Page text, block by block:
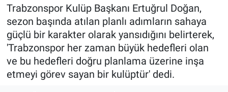
Trabzonspor Kulüp Başkanı Ertuğrul Doğan,
sezon başında atılan planlı adımların sahaya
güçlü bir karakter olarak yansıdığını belirterek,
'Trabzonspor her zaman büyük hedefleri olan
ve bu hedefleri doğru planlama üzerine inşa
etmeyi görev sayan bir kulüptür' dedi.